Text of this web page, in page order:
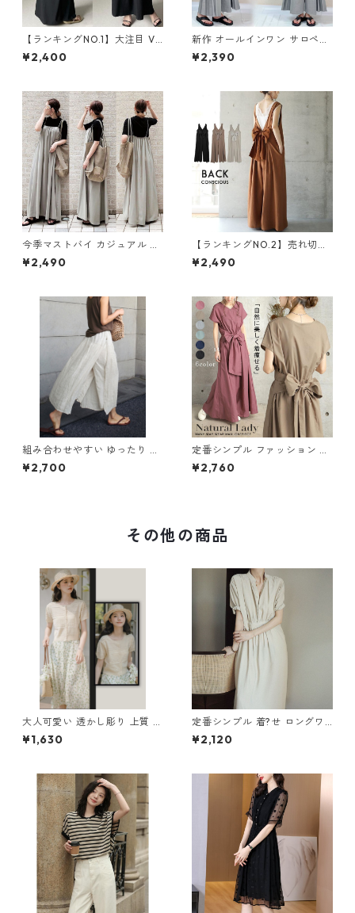
【ランキングNO.1】大注目 V
ネック ノースリーブ ワンピー
ス m-738
¥2,400
新作 オールインワン サロペッ
トパンツ m-462
¥2,390
今季マストバイ カジュアル ゆ
ったりキャミワンピース m-4
65
¥2,490
【ランキングNO.2】売れ切れ
必至 バックリボン4色展開 オ
ールインワン m-385
¥2,490
組み合わせやすい ゆったり キ
ュロットスカート パンツ m-7
63
¥2,700
定番シンプル ファッション 半
袖 バックリボン 6色展開ワン
ピース m-734
¥2,760
その他の商品
大人可愛い 透かし彫り 上質 ト
ップス m-252
¥1,630
定番シンプル 着?せ ロングワ
ンピース m-289
¥2,120